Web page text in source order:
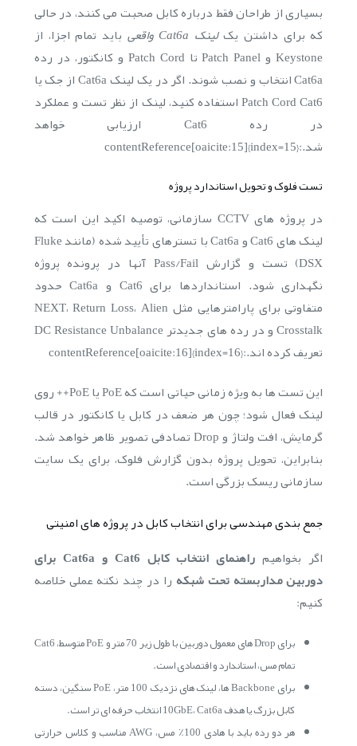
بسیاری از طراحان فقط درباره کابل صحبت می کنند، در حالی
که برای داشتن یکلینک Cat6a واقعی
باید تمام اجزا، از
Keystone و Patch Panel تا Patch Cord و کانکتور، در رده
Cat6a انتخاب و نصب شوند. اگر در یک لینک Cat6a از جک یا
Patch Cord Cat6 استفاده کنید، لینک از نظر تست و عملکرد
در رده Cat6 ارزیابی خواهد
شد.:contentReference[oaicite:15]{index=15}
تست فلوک و تحویل استاندارد پروژه
در پروژه های CCTV سازمانی، توصیه اکید این است که
لینک های Cat6 و Cat6a با تسترهای تأیید شده (مانند Fluke
DSX) تست و گزارش Pass/Fail آنها در پرونده پروژه
نگهداری شود. استانداردها برای Cat6 و Cat6a حدود
متفاوتی برای پارامترهایی مثل NEXT، Return Loss، Alien
Crosstalk و در رده های جدیدتر DC Resistance Unbalance
تعریف کرده اند.:contentReference[oaicite:16]{index=16}
این تست ها به ویژه زمانی حیاتی است که PoE یا PoE++ روی
لینک فعال شود؛ چون هر ضعف در کابل یا کانکتور در قالب
گرمایش، افت ولتاژ و Drop تصادفی تصویر ظاهر خواهد شد.
بنابراین، تحویل پروژه بدون گزارش فلوک، برای یک سایت
سازمانی ریسک بزرگی است.
جمع بندی مهندسی برای انتخاب کابل در پروژه های امنیتی
اگر بخواهیم
راهنمای انتخاب کابل Cat6 و Cat6a برای
دوربین مداربسته تحت شبکه را در چند نکته عملی خلاصه
کنیم:
برای Drop های معمول دوربین با طول زیر 70 متر و PoE متوسط، Cat6
تمام مس، استاندارد و اقتصادی است.
برای Backbone ها، لینک های نزدیک 100 متر، PoE سنگین، دسته
کابل بزرگ یا هدف 10GbE، Cat6a انتخاب حرفه ای تر است.
هر دو رده باید با هادی 100٪ مس، AWG مناسب و کلاس حرارتی